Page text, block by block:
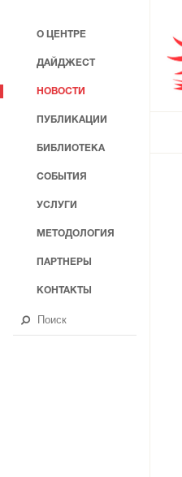
О ЦЕНТРЕ
ДАЙДЖЕСТ
НОВОСТИ
ПУБЛИКАЦИИ
БИБЛИОТЕКА
СОБЫТИЯ
УСЛУГИ
МЕТОДОЛОГИЯ
ПАРТНЕРЫ
КОНТАКТЫ